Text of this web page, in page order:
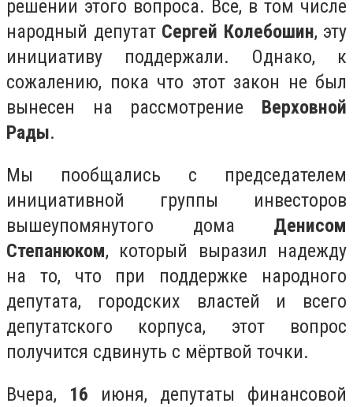
решении этого вопроса. Все, в том числе
народный депутат Сергей Колебошин, эту
инициативу поддержали. Однако, к
сожалению, пока что этот закон не был
вынесен на рассмотрение Верховной
Рады.
Мы пообщались с председателем
инициативной группы инвесторов
вышеупомянутого дома Денисом
Степанюком, который выразил надежду
на то, что при поддержке народного
депутата, городских властей и всего
депутатского корпуса, этот вопрос
получится сдвинуть с мёртвой точки.
Вчера, 16 июня, депутаты финансовой